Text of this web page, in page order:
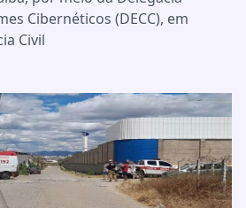
Cibernéticos (DECC), em
Civil